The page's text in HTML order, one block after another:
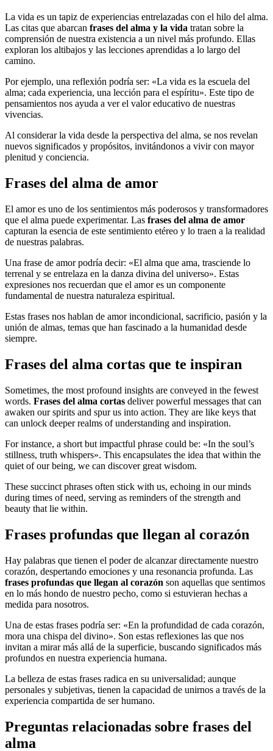
La vida es un tapiz de experiencias entrelazadas con el hilo del alma.
Las citas que abarcan frases del alma y la vida tratan sobre la
comprensión de nuestra existencia a un nivel más profundo. Ellas
exploran los altibajos y las lecciones aprendidas a lo largo del
camino.
Por ejemplo, una reflexión podría ser: «La vida es la escuela del
alma; cada experiencia, una lección para el espíritu». Este tipo de
pensamientos nos ayuda a ver el valor educativo de nuestras
vivencias.
Al considerar la vida desde la perspectiva del alma, se nos revelan
nuevos significados y propósitos, invitándonos a vivir con mayor
plenitud y conciencia.
Frases del alma de amor
El amor es uno de los sentimientos más poderosos y transformadores
que el alma puede experimentar. Las frases del alma de amor
capturan la esencia de este sentimiento etéreo y lo traen a la realidad
de nuestras palabras.
Una frase de amor podría decir: «El alma que ama, trasciende lo
terrenal y se entrelaza en la danza divina del universo». Estas
expresiones nos recuerdan que el amor es un componente
fundamental de nuestra naturaleza espiritual.
Estas frases nos hablan de amor incondicional, sacrificio, pasión y la
unión de almas, temas que han fascinado a la humanidad desde
siempre.
Frases del alma cortas que te inspiran
Sometimes, the most profound insights are conveyed in the fewest
words. Frases del alma cortas deliver powerful messages that can
awaken our spirits and spur us into action. They are like keys that
can unlock deeper realms of understanding and inspiration.
For instance, a short but impactful phrase could be: «In the soul’s
stillness, truth whispers». This encapsulates the idea that within the
quiet of our being, we can discover great wisdom.
These succinct phrases often stick with us, echoing in our minds
during times of need, serving as reminders of the strength and
beauty that lie within.
Frases profundas que llegan al corazón
Hay palabras que tienen el poder de alcanzar directamente nuestro
corazón, despertando emociones y una resonancia profunda. Las
frases profundas que llegan al corazón son aquellas que sentimos
en lo más hondo de nuestro pecho, como si estuvieran hechas a
medida para nosotros.
Una de estas frases podría ser: «En la profundidad de cada corazón,
mora una chispa del divino». Son estas reflexiones las que nos
invitan a mirar más allá de la superficie, buscando significados más
profundos en nuestra experiencia humana.
La belleza de estas frases radica en su universalidad; aunque
personales y subjetivas, tienen la capacidad de unirnos a través de la
experiencia compartida de ser humano.
Preguntas relacionadas sobre frases del
alma